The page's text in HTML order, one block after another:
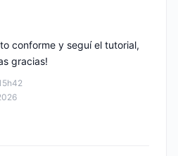
conforme y seguí el tutorial,
gracias!